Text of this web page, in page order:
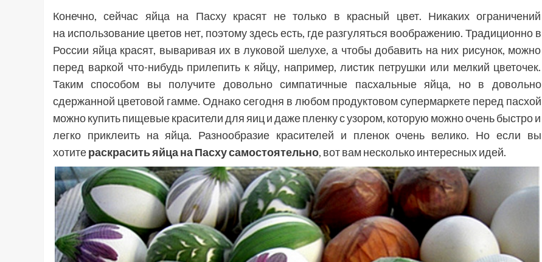
Конечно, сейчас яйца на Пасху красят не только в красный цвет. Никаких ограничений
на использование цветов нет, поэтому здесь есть, где разгуляться воображению. Традиционно в
России яйца красят, вываривая их в луковой шелухе, а чтобы добавить на них рисунок, можно
перед варкой что-нибудь прилепить к яйцу, например, листик петрушки или мелкий цветочек.
Таким способом вы получите довольно симпатичные пасхальные яйца, но в довольно
сдержанной цветовой гамме. Однако сегодня в любом продуктовом супермаркете перед пасхой
можно купить пищевые красители для яиц и даже пленку с узором, которую можно очень быстро и
легко приклеить на яйца. Разнообразие красителей и пленок очень велико. Но если вы
хотитераскрасить яйца на Пасху самостоятельно, вот вам несколько интересных идей.